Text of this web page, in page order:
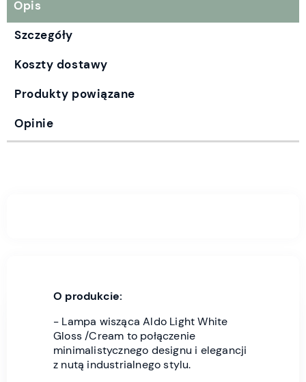
Opis
Szczegóły
Koszty dostawy
Produkty powiązane
Opinie
O produkcie:
- Lampa wisząca Aldo Light White
Gloss /Cream to połączenie
minimalistycznego designu i elegancji
z nutą industrialnego stylu.